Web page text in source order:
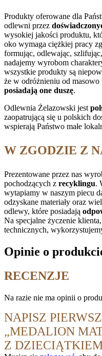
Produkty oferowane dla
odlewni przez
wysokiej jakości produktu,
oko wymaga ciężkiej pracy
formując, odlewając,
nadajemy wyrobom
wszystkie produkty są
że w odróżnieniu od
posiadają one duszę.
Odlewnia Żelazowski jest
zaopatrującą się u polskich
wspierają Państwo małe
W ZGODZIE Z
Prezentowane przez nas
pochodzących z recyklingu.
wytapiamy w naszym piecu
odzyskane materiały oraz
odlewy, które posiadają
Na specjalne życzenie
technicznych,
Opinie o
RECENZJE
Na razie nie ma opinii o
NAPISZ
„MEDALION
Z